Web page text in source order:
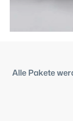
Alle Pakete